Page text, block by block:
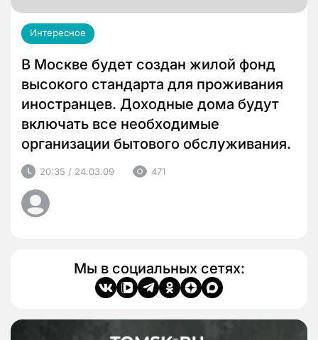
Интересное
В Москве будет создан жилой фонд
высокого стандарта для проживания
иностранцев. Доходные дома будут
включать все необходимые
организации бытового обслуживания.
20:35 / 24.03.09 471
Мы в социальных сетях: